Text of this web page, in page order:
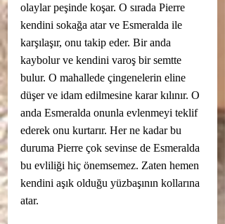
olaylar peşinde koşar. O sırada Pierre
kendini sokağa atar ve Esmeralda ile
karşılaşır, onu takip eder. Bir anda
kaybolur ve kendini varoş bir semtte
bulur. O mahallede çingenelerin eline
düşer ve idam edilmesine karar kılınır. O
anda Esmeralda onunla evlenmeyi teklif
ederek onu kurtarır. Her ne kadar bu
duruma Pierre çok sevinse de Esmeralda
bu evliliği hiç önemsemez. Zaten hemen
kendini aşık olduğu yüzbaşının kollarına
atar.